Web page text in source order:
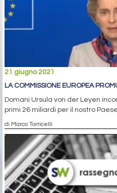
21 giugno 2021
LA COMMISSIONE EUROPEA
Domani Ursula von der Leyen
primi 26 miliardi per il nostro Paese
di Marco Torricelli